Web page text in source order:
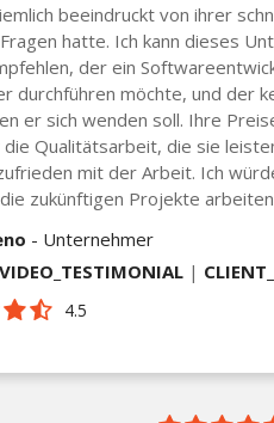
beeindruckt von ihrer
hatte. Ich kann dieses
der ein
durchführen möchte, und der
er sich wenden soll. Ihre
Qualitätsarbeit, die sie
mit der Arbeit. Ich
zukünftigen Projekte
- Unternehmer
|
4.5